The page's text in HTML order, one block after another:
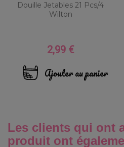
Douille Jetables 21 Pcs/4
Wilton
Prix
2,99 €
Ajouter au panier
Les clients qui ont
produit ont